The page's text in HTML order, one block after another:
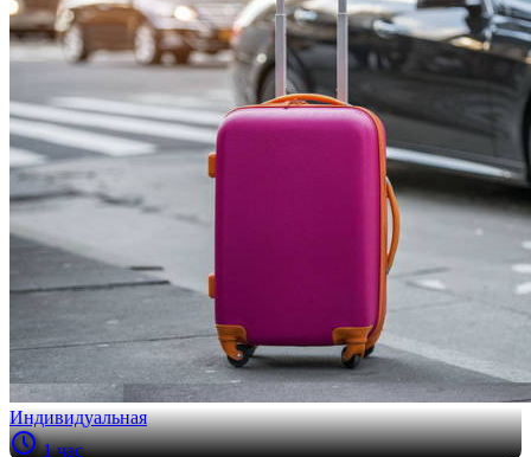
Индивидуальная
1 час